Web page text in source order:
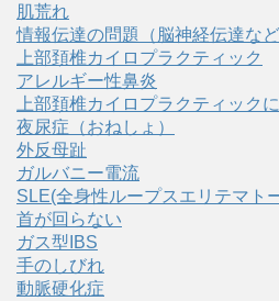
肌荒れ
情報伝達の問題（脳神経伝達など
上部頚椎カイロプラクティック
アレルギー性鼻炎
上部頚椎カイロプラクティック
夜尿症（おねしょ）
外反母趾
ガルバニー電流
SLE(全身性ループスエリテマト
首が回らない
ガス型IBS
手のしびれ
動脈硬化症